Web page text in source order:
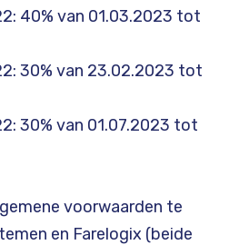
40% van 01.03.2023 tot
30% van 23.02.2023 tot
30% van 01.07.2023 tot
voorwaarden te
en Farelogix (beide